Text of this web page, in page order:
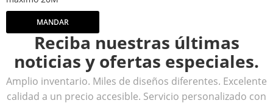
MANDAR
Reciba nuestras últimas
noticias y ofertas especiales.
Amplio inventario. Miles de diseños diferentes. Excelente
calidad a un precio accesible. Servicio personalizado con